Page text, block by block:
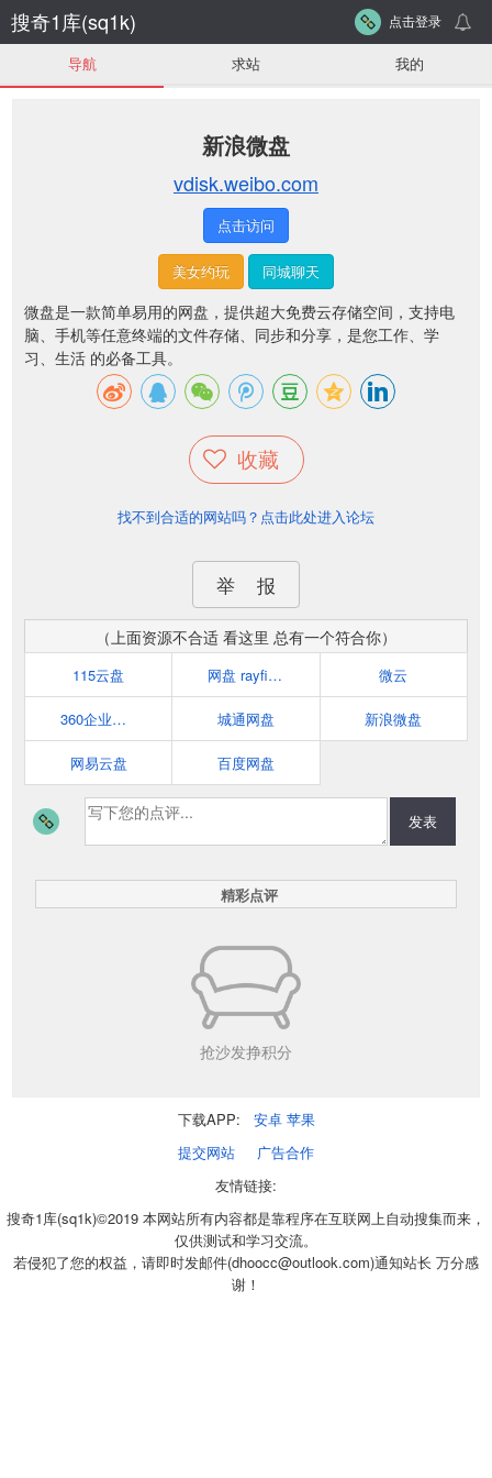
搜奇1库(sq1k) 点击登录
导航 求站 我的
新浪微盘
vdisk.weibo.com
点击访问
美女约玩 同城聊天
微盘是一款简单易用的网盘，提供超大免费云存储空间，支持电
脑、手机等任意终端的文件存储、同步和分享，是您工作、学
习、生活 的必备工具。
收藏
找不到合适的网站吗？点击此处进入论坛
举 报
（上面资源不合适 看这里 总有一个符合你）
115云盘 网盘 rayfile 网络硬盘 网盘搜索 网盘资源 上传文件 下载资源 微云
360企业云盘 城通网盘 新浪微盘
网易云盘 百度网盘
发表
精彩点评
抢沙发挣积分
下载APP: 安卓 苹果
提交网站
广告合作
友情链接:
搜奇1库(sq1k)©2019 本网站所有内容都是靠程序在互联网上自动搜集而来，
仅供测试和学习交流。
若侵犯了您的权益，请即时发邮件(dhoocc@outlook.com)通知站长 万分感
谢！